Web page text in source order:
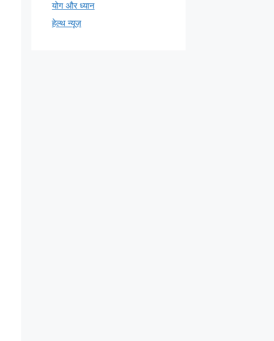
योग और ध्यान
हेल्थ न्यूज़